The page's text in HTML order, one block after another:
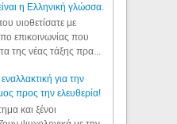
η Ελληνική γλώσσα.
υιοθετίσατε με
επικοινωνίας που
της νέας τάξης πρα...
για την
προς την ελευθερία!
και ξένοι